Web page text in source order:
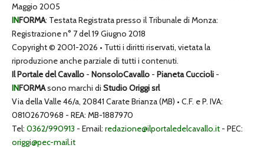
Maggio 2005
INFORMA: Testata Registrata presso il Tribunale di Monza:
Registrazione n° 7 del 19 Giugno 2018
Copyright © 2001-2026 • Tutti i diritti riservati, vietata la
riproduzione anche parziale di tutti i contenuti.
Il Portale del Cavallo - NonsoloCavallo - Pianeta Cuccioli -
INFORMAsono marchi di Studio Origgi srl
Via della Valle 46/a, 20841 Carate Brianza (MB) • C.F. e P. IVA:
08102670968 - REA: MB-1887970
Tel: 0362/990913 - Email: redazione@ilportaledelcavallo.it - PEC:
origgi@pec-mail.it